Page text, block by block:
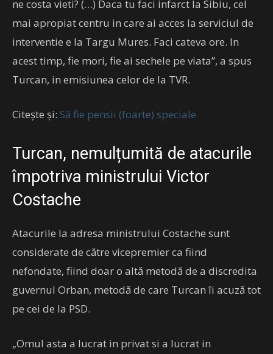
ne costa vieti? (…) Daca tu faci infarct la Sibiu, cel
mai apropiat centru in care ai acces la serviciul de
interventie e la Targu Mures. Faci cateva ore. In
acest timp, fie mori, fie ai sechele pe viata”, a spus
Turcan, in emisiunea celor de la TVR.
Citește și: Să fie pensii (foarte) speciale
Turcan, nemulțumită de atacurile
împotriva ministrului Victor
Costache
Atacurile la adresa ministrului Costache sunt
considerate de către vicepremier ca fiind
nefondate, fiind doar o altă metodă de a discredita
guvernul Orban, metodă de care Turcan îi acuză tot
pe cei de la PSD.
„Omul asta a lucrat in privat si a lucrat in